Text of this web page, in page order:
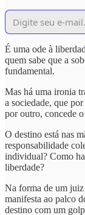
É uma ode à
quem sabe que a
fundamental.
Mas há uma ironia
a sociedade, que
por outro, concede
O destino está nas
responsabilidade
individual? Como
liberdade?
Na forma de um
manifesta ao palco
destino com um